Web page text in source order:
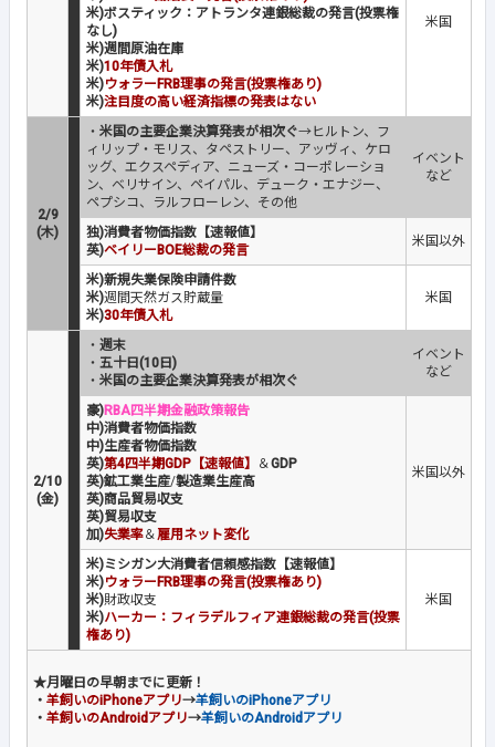
米)ボスティック：アトランタ連銀総裁の発言(投票権
なし)
米)週間原油在庫
米)10年債入札
米)ウォラーFRB理事の発言(投票権あり)
米)注目度の高い経済指標の発表はない
米国
2/9
(木)
・ 米国の主要企業決算発表が相次ぐ→ヒルトン、フ
ィリップ・モリス、タペストリー、アッヴィ、ケロ
ッグ、エクスペディア、ニューズ・コーポレーショ
ン、ベリサイン、ペイパル、デューク・エナジー、
ペプシコ、ラルフローレン、その他
イベント
など
独)消費者物価指数【速報値】
英)ベイリーBOE総裁の発言
米国以外
米)新規失業保険申請件数
米)週間天然ガス貯蔵量
米)30年債入札
米国
2/10
(金)
・ 週末
・ 五十日(10日)
・ 米国の主要企業決算発表が相次ぐ
イベント
など
豪)RBA四半期金融政策報告
中)消費者物価指数
中)生産者物価指数
英)第4四半期GDP【速報値】 ＆GDP
英)鉱工業生産/製造業生産高
英)商品貿易収支
英)貿易収支
加)失業率＆雇用ネット変化
米国以外
米)ミシガン大消費者信頼感指数【速報値】
米)ウォラーFRB理事の発言(投票権あり)
米)財政収支
米)ハーカー：フィラデルフィア連銀総裁の発言(投票
権あり)
米国
★月曜日の早朝までに更新！
・ 羊飼いのiPhoneアプリ→羊飼いのiPhoneアプリ
・ 羊飼いのAndroidアプリ→羊飼いのAndroidアプリ